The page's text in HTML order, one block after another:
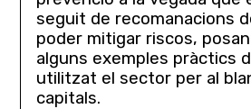
seguit de recomanacions
poder mitigar riscos,
alguns exemples pràctics
utilitzat el sector per al
capitals.